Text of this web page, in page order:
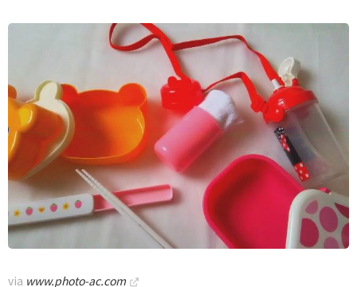
via www.photo-ac.com